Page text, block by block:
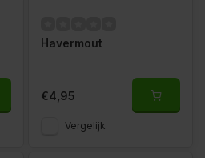
Havermout
€4,95
Vergelijk